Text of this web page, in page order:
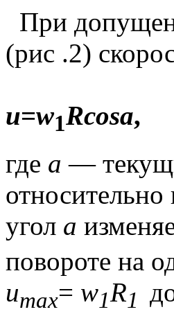
При
(рис .2)
u=w1Rcosa,
где а —
угол а
повороте на
umax= w1R1